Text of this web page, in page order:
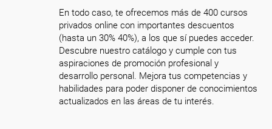
En todo caso, te ofrecemos más de 400 cursos
privados online con importantes descuentos
(hasta un 30% 40%), a los que sí puedes acceder.
Descubre nuestro catálogo y cumple con tus
aspiraciones de promoción profesional y
desarrollo personal. Mejora tus competencias y
habilidades para poder disponer de conocimientos
actualizados en las áreas de tu interés.